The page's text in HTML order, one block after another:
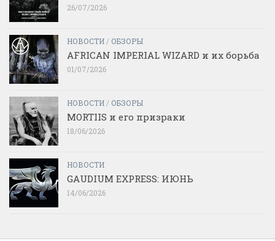
26/07/2026
НОВОСТИ / ОБЗОРЫ
AFRICAN IMPERIAL WIZARD и их борьба
01/07/2026
НОВОСТИ / ОБЗОРЫ
MORTIIS и его призраки
18/06/2026
НОВОСТИ
GAUDIUM EXPRESS: ИЮНЬ
14/06/2026